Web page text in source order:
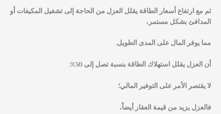
ثم مع ارتفاع أسعار الطاقة يقلل العزل من الحاجة إلى تشغيل المكيفات أو
المدافئ بشكل مستمر،
مما يوفر المال على المدى الطويل.
أن العزل يقلل استهلاك الطاقة بنسبة تصل إلى 30%.
لا يقتصر الأمر على التوفير المالي؛
فالعزل يزيد من قيمة العقار أيضاً،